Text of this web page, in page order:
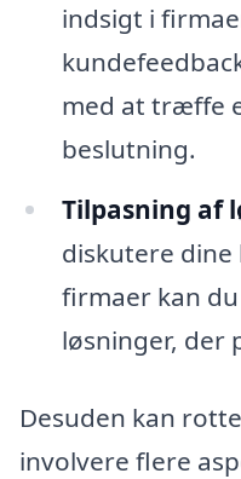
indsigt i
med at træffe
beslutning.
Tilpasning af
diskutere
firmaer kan
løsninger, der
Desuden kan
involvere flere